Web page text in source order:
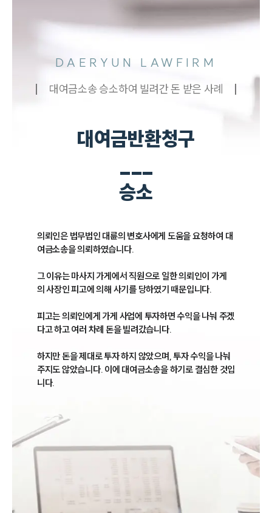
DAERYUN LAWFIRM
대여금소송 승소하여 빌려간 돈 받은 사례
대여금반환청구
___
승소
의뢰인은 법무법인 대륜의 변호사에게 도움을 요청하여 대
여금소송을 의뢰하였습니다.
그 이유는 마사지 가게에서 직원으로 일한 의뢰인이 가게
의 사장인 피고에 의해 사기를 당하였기 때문입니다.
피고는 의뢰인에게 가게 사업에 투자하면 수익을 나눠 주겠
다고 하고 여러 차례 돈을 빌려갔습니다.
하지만 돈을 제대로 투자 하지 않았으며, 투자 수익을 나눠
주지도 않았습니다. 이에 대여금소송을 하기로 결심한 것입
니다.